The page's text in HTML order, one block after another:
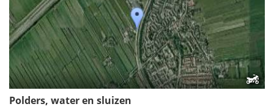
Polders, water en sluizen